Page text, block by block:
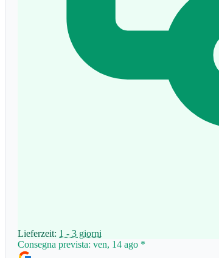
Lieferzeit: 1 - 3 giorni
Consegna prevista: ven, 14 ago *